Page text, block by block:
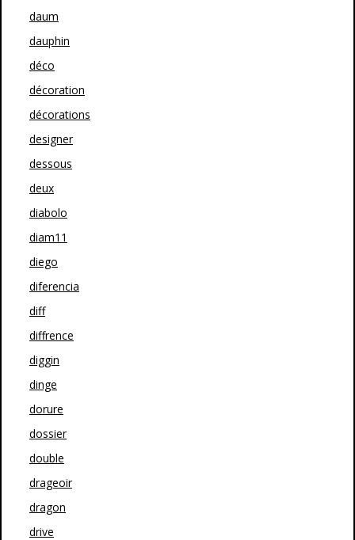
daum
dauphin
déco
décoration
décorations
designer
dessous
deux
diabolo
diam11
diego
diferencia
diff
diffrence
diggin
dinge
dorure
dossier
double
drageoir
dragon
drive